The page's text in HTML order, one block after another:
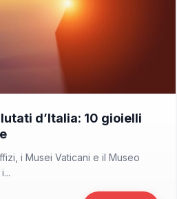
d’Italia: 10 gioielli
i Musei Vaticani e il Museo